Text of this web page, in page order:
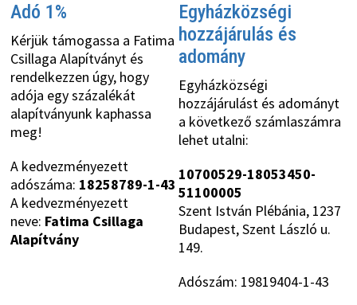
Adó 1%
Kérjük támogassa a Fatima
Csillaga Alapítványt és
rendelkezzen úgy, hogy
adója egy százalékát
alapítványunk kaphassa
meg!
A kedvezményezett
adószáma: 18258789-1-43
A kedvezményezett
neve: Fatima Csillaga
Alapítvány
Egyházközségi
hozzájárulás és
adomány
Egyházközségi
hozzájárulást és adományt
a következő számlaszámra
lehet utalni:
10700529-18053450-
51100005
Szent István Plébánia, 1237
Budapest, Szent László u.
149.
Adószám: 19819404-1-43